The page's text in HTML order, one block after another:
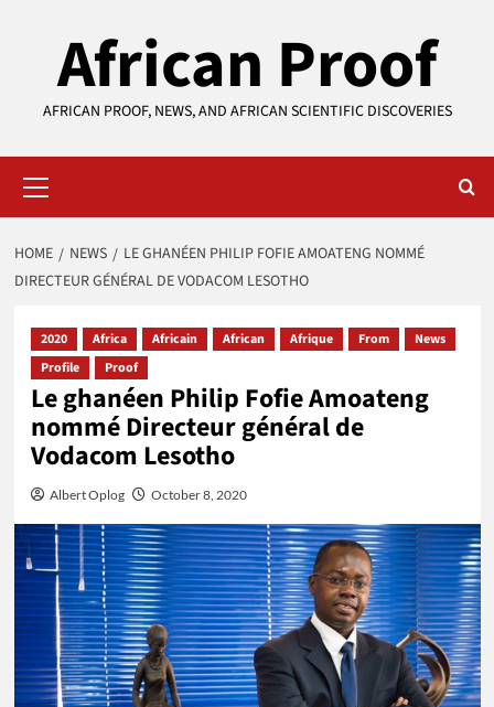
African Proof
AFRICAN PROOF, NEWS, AND AFRICAN SCIENTIFIC DISCOVERIES
Menu
HOME NEWS
LE GHANÉEN PHILIP FOFIE AMOATENG NOMMÉ
DIRECTEUR GÉNÉRAL DE VODACOM LESOTHO
2020 Africa Africain African Afrique From
News
Profile
Proof
Le ghanéen Philip Fofie Amoateng
nommé Directeur général de
Vodacom Lesotho
Albert Oplog October 8, 2020